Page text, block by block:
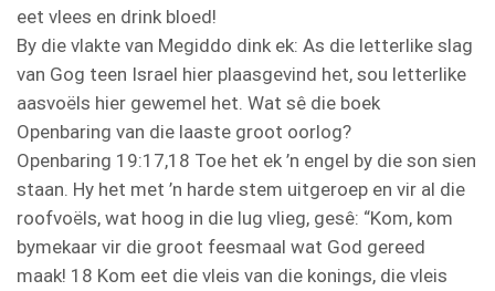
eet vlees en drink bloed!
By die vlakte van Megiddo dink ek: As die letterlike slag
van Gog teen Israel hier plaasgevind het, sou letterlike
aasvoëls hier gewemel het. Wat sê die boek
Openbaring van die laaste groot oorlog?
Openbaring 19:17,18 Toe het ek ’n engel by die son sien
staan. Hy het met ’n harde stem uitgeroep en vir al die
roofvoëls, wat hoog in die lug vlieg, gesê: “Kom, kom
bymekaar vir die groot feesmaal wat God gereed
maak! 18 Kom eet die vleis van die konings, die vleis